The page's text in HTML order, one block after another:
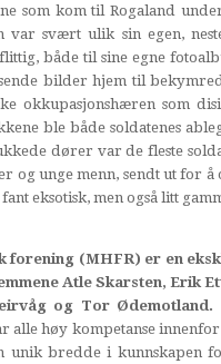
som kom til Rogaland
var svært ulik sin egen,
både til sine egne
bilder hjem til
okkupasjonshæren som
ble både soldatenes
dører var de fleste
og unge menn, sendt ut for
eksotisk, men også litt
(MHFR) er en
Atle Skarsten, Erik
og Tor Ødemotland.
alle høy kompetanse
unik bredde i kunnskapen